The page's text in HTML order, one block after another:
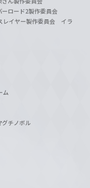
ロード2製作委員会
レイヤー製作委員会 イラ
ム
チノボル